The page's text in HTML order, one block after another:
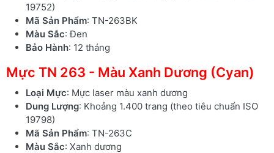
19752)
Mã Sản Phẩm: TN-263BK
Màu Sắc: Đen
Bảo Hành: 12 tháng
Mực TN 263 - Màu Xanh Dương (Cyan)
Loại Mực: Mực laser màu xanh dương
Dung Lượng: Khoảng 1.400 trang (theo tiêu chuẩn ISO
19798)
Mã Sản Phẩm: TN-263C
Màu Sắc: Xanh dương